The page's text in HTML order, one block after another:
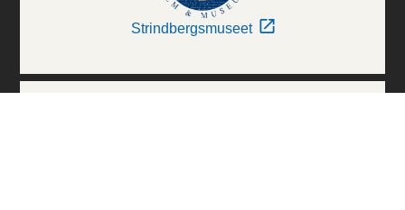
Strindbergsmuseet